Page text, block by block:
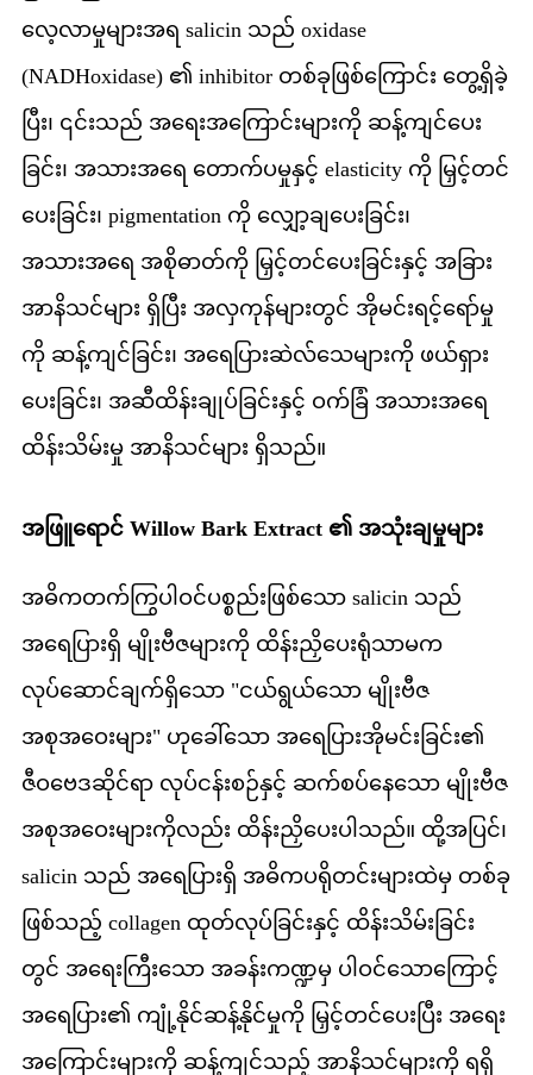
လေ့လာမှုများအရ salicin သည် oxidase
(NADHoxidase) ၏ inhibitor တစ်ခုဖြစ်ကြောင်း တွေ့ရှိခဲ့
ပြီး၊ ၎င်းသည် အရေးအကြောင်းများကို ဆန့်ကျင်ပေး
ခြင်း၊ အသားအရေ တောက်ပမှုနှင့် elasticity ကို မြှင့်တင်
ပေးခြင်း၊ pigmentation ကို လျှော့ချပေးခြင်း၊
အသားအရေ အစိုဓာတ်ကို မြှင့်တင်ပေးခြင်းနှင့် အခြား
အာနိသင်များ ရှိပြီး အလှကုန်များတွင် အိုမင်းရင့်ရော်မှု
ကို ဆန့်ကျင်ခြင်း၊ အရေပြားဆဲလ်သေများကို ဖယ်ရှား
ပေးခြင်း၊ အဆီထိန်းချုပ်ခြင်းနှင့် ဝက်ခြံ အသားအရေ
ထိန်းသိမ်းမှု အာနိသင်များ ရှိသည်။
အဖြူရောင် Willow Bark Extract ၏ အသုံးချမှုများ
အဓိကတက်ကြွပါဝင်ပစ္စည်းဖြစ်သော salicin သည်
အရေပြားရှိ မျိုးဗီဇများကို ထိန်းညှိပေးရုံသာမက
လုပ်ဆောင်ချက်ရှိသော "ငယ်ရွယ်သော မျိုးဗီဇ
အစုအဝေးများ" ဟုခေါ်သော အရေပြားအိုမင်းခြင်း၏
ဇီဝဗေဒဆိုင်ရာ လုပ်ငန်းစဉ်နှင့် ဆက်စပ်နေသော မျိုးဗီဇ
အစုအဝေးများကိုလည်း ထိန်းညှိပေးပါသည်။ ထို့အပြင်၊
salicin သည် အရေပြားရှိ အဓိကပရိုတင်းများထဲမှ တစ်ခု
ဖြစ်သည့် collagen ထုတ်လုပ်ခြင်းနှင့် ထိန်းသိမ်းခြင်း
တွင် အရေးကြီးသော အခန်းကဏ္ဍမှ ပါဝင်သောကြောင့်
အရေပြား၏ ကျုံ့နိုင်ဆန့်နိုင်မှုကို မြှင့်တင်ပေးပြီး အရေး
အကြောင်းများကို ဆန့်ကျင်သည့် အာနိသင်များကို ရရှိ